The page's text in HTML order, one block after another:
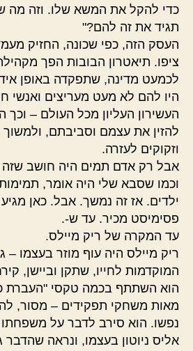
כדי להקל את המשא שלו. וזה מה
תגיד את זה להם?"
העסק הזה, כפי שכונה, החזיק
ציפו. תיאטרון הבובות הפך
לכמעט מדינה, שתפקדה באופן
היו להם לא מעט מעריצים ואנשי
העשירון העליון מכל העולם – וכך
להזין את עצמם וסביבתם, ולמשוך
וזקוקים לעזרה.
אבל רק אדם תמים היה חושב שזה
וכמו שסבא שלי היה אומר,
ילדים. אז זה נמשך. אבל. כאן
פסימיסט מכיר. עד ש-.
עד המקרה של ריק מיילס.
ריק מיילס היה עוף מוזר בעצמו
המוקדמות לחייו, שתקן וביישן,
הוא השתתף בכמה טקסי "העברת
מאות משחקי תפקידים – מסור,
נפשו. הוא סירב לדבר על
אליס ניוטון בעצמו, ונראה